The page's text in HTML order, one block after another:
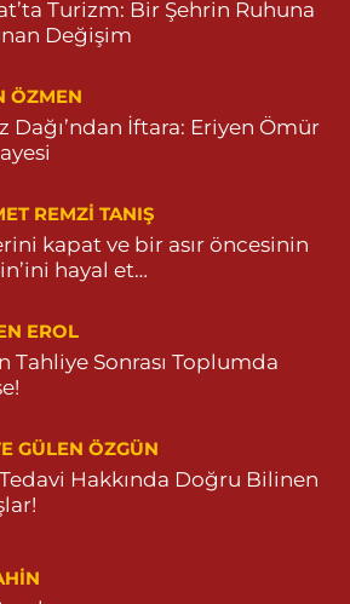
Turizm: Bir Şehrin Ruhuna
Değişim
ÖZMEN
Dağı’ndan İftara: Eriyen Ömür
REMZI TANIŞ
kapat ve bir asır öncesinin
hayal et…
EROL
Tahliye Sonrası Toplumda
GÜLEN ÖZGÜN
Hakkında Doğru Bilinen